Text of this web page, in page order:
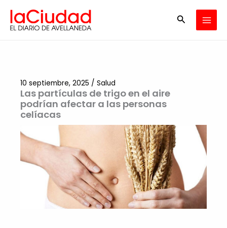
contenido
Buscar
Las partículas de trigo en el aire
podrían afectar a las personas
celíacas
10 septiembre, 2025 / Salud